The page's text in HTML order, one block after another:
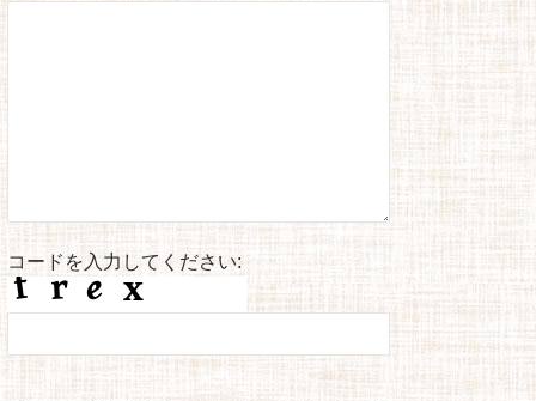
コードを入力してください: